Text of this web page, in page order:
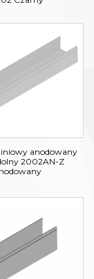
anodowany
2002AN-Z